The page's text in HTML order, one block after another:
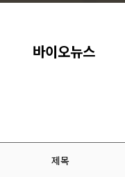
바이오뉴스
제목